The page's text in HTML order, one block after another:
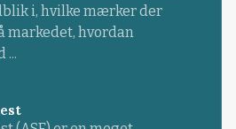
i, hvilke mærker der
markedet, hvordan
...